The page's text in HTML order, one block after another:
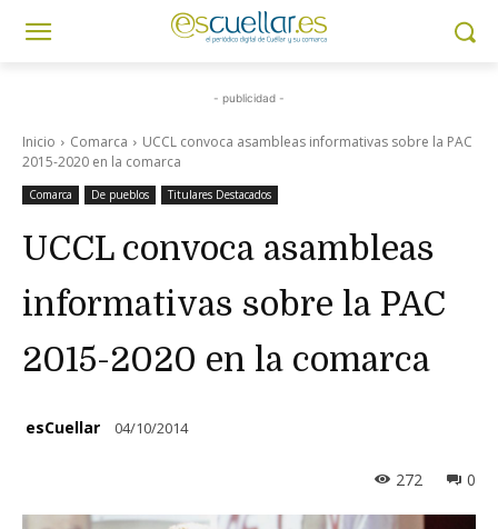
- publicidad -
Inicio Comarca
UCCL convoca asambleas informativas sobre la PAC
2015-2020 en la comarca
Comarca De pueblos Titulares Destacados
UCCL convoca asambleas
informativas sobre la PAC
2015-2020 en la comarca
esCuellar 04/10/2014
0
272